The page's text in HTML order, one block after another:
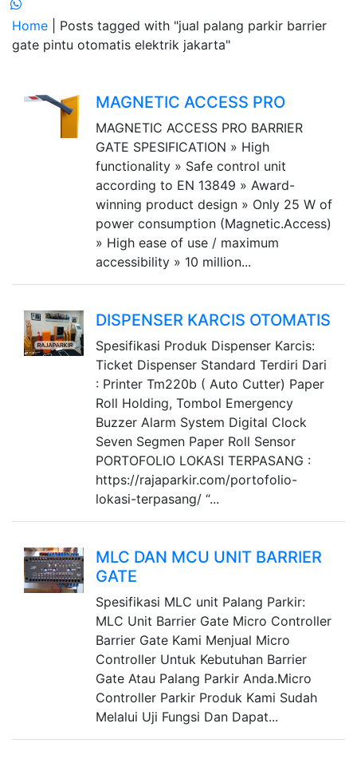
Home
| Posts tagged with "jual palang parkir barrier
gate pintu otomatis elektrik jakarta"
MAGNETIC ACCESS PRO
MAGNETIC ACCESS PRO BARRIER
GATE SPESIFICATION » High
functionality » Safe control unit
according to EN 13849 » Award-
winning product design » Only 25 W of
power consumption (Magnetic.Access)
» High ease of use / maximum
accessibility » 10 million...
DISPENSER KARCIS OTOMATIS
Spesifikasi Produk Dispenser Karcis:
Ticket Dispenser Standard Terdiri Dari
: Printer Tm220b ( Auto Cutter) Paper
Roll Holding, Tombol Emergency
Buzzer Alarm System Digital Clock
Seven Segmen Paper Roll Sensor
PORTOFOLIO LOKASI TERPASANG :
https://rajaparkir.com/portofolio-
lokasi-terpasang/ “...
MLC DAN MCU UNIT BARRIER
GATE
Spesifikasi MLC unit Palang Parkir:
MLC Unit Barrier Gate Micro Controller
Barrier Gate Kami Menjual Micro
Controller Untuk Kebutuhan Barrier
Gate Atau Palang Parkir Anda.Micro
Controller Parkir Produk Kami Sudah
Melalui Uji Fungsi Dan Dapat...